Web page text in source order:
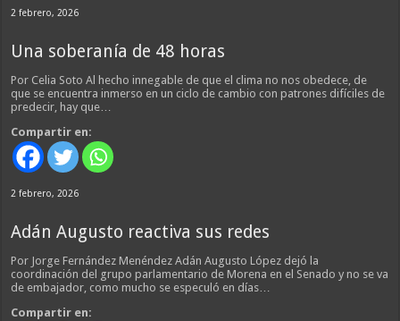
2 febrero, 2026
Una soberanía de 48 horas
Por Celia Soto Al hecho innegable de que el clima no nos obedece, de
que se encuentra inmerso en un ciclo de cambio con patrones difíciles de
predecir, hay que…
Compartir en:
2 febrero, 2026
Adán Augusto reactiva sus redes
Por Jorge Fernández Menéndez Adán Augusto López dejó la
coordinación del grupo parlamentario de Morena en el Senado y no se va
de embajador, como mucho se especuló en días…
Compartir en: